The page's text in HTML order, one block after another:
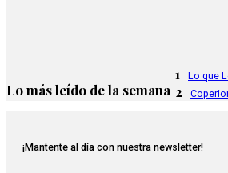
Lo más leído de la semana
1 Lo que
2
¡Mantente al día con nuestra newsletter!